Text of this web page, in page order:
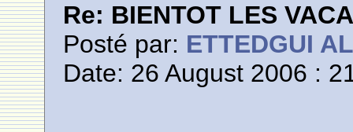
Re: BIENTOT LES
Posté par: ETTEDGUI
Date: 26 August 2006 :